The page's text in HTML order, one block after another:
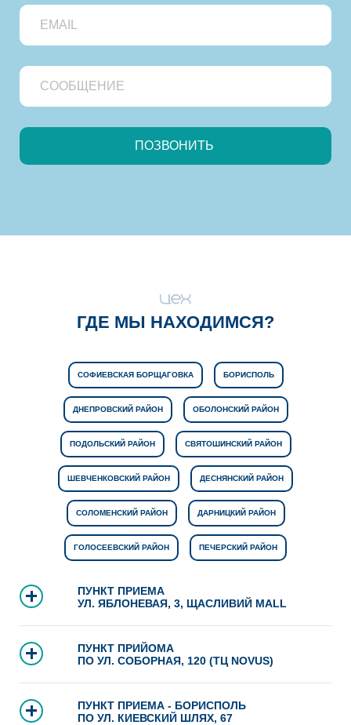
ГДЕ МЫ НАХОДИМСЯ?
СОФИЕВСКАЯ БОРЩАГОВКА БОРИСПОЛЬ
ДНЕПРОВСКИЙ РАЙОН ОБОЛОНСКИЙ РАЙОН
ПОДОЛЬСКИЙ РАЙОН СВЯТОШИНСКИЙ РАЙОН
ШЕВЧЕНКОВСКИЙ РАЙОН ДЕСНЯНСКИЙ РАЙОН
СОЛОМЕНСКИЙ РАЙОН ДАРНИЦКИЙ РАЙОН
ГОЛОСЕЕВСКИЙ РАЙОН ПЕЧЕРСКИЙ РАЙОН
ПУНКТ ПРИЕМА
УЛ. ЯБЛОНЕВАЯ, 3, ЩАСЛИВИЙ MALL
ПУНКТ ПРИЙОМА
ПО УЛ. СОБОРНАЯ, 120 (ТЦ NOVUS)
ПУНКТ ПРИЕМА - БОРИСПОЛЬ
ПО УЛ. КИЕВСКИЙ ШЛЯХ, 67